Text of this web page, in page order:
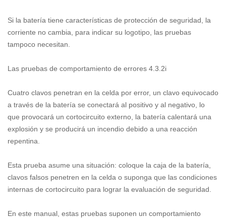
Si la batería tiene características de protección de seguridad, la
corriente no cambia, para indicar su logotipo, las pruebas
tampoco necesitan.
Las pruebas de comportamiento de errores 4.3.2i
Cuatro clavos penetran en la celda por error, un clavo equivocado
a través de la batería se conectará al positivo y al negativo, lo
que provocará un cortocircuito externo, la batería calentará una
explosión y se producirá un incendio debido a una reacción
repentina.
Esta prueba asume una situación: coloque la caja de la batería,
clavos falsos penetren en la celda o suponga que las condiciones
internas de cortocircuito para lograr la evaluación de seguridad.
En este manual, estas pruebas suponen un comportamiento